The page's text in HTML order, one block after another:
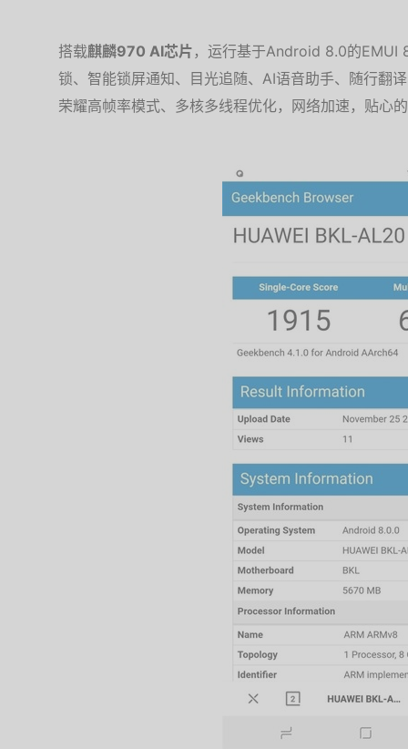
搭载麒麟970 AI芯片 ，运行基于Android 8.0的EMUI
锁、智能锁屏通知、目光追随、AI语音助手、随行翻
荣耀高帧率模式、多核多线程优化，网络加速，贴心